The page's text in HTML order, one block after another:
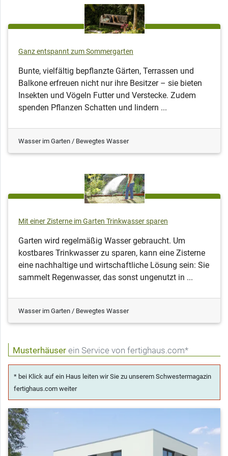
Ganz entspannt zum Sommergarten
Bunte, vielfältig bepflanzte Gärten, Terrassen und
Balkone erfreuen nicht nur ihre Besitzer – sie bieten
Insekten und Vögeln Futter und Verstecke. Zudem
spenden Pflanzen Schatten und lindern ...
Wasser im Garten / Bewegtes Wasser
Mit einer Zisterne im Garten Trinkwasser sparen
Garten wird regelmäßig Wasser gebraucht. Um
kostbares Trinkwasser zu sparen, kann eine Zisterne
eine nachhaltige und wirtschaftliche Lösung sein: Sie
sammelt Regenwasser, das sonst ungenutzt in ...
Wasser im Garten / Bewegtes Wasser
Musterhäuser ein Service von fertighaus.com*
* bei Klick auf ein Haus leiten wir Sie zu unserem Schwestermagazin
fertighaus.com weiter